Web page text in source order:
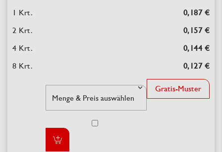
0,187 €
0,157 €
0,144 €
0,127 €
Gratis-Muster